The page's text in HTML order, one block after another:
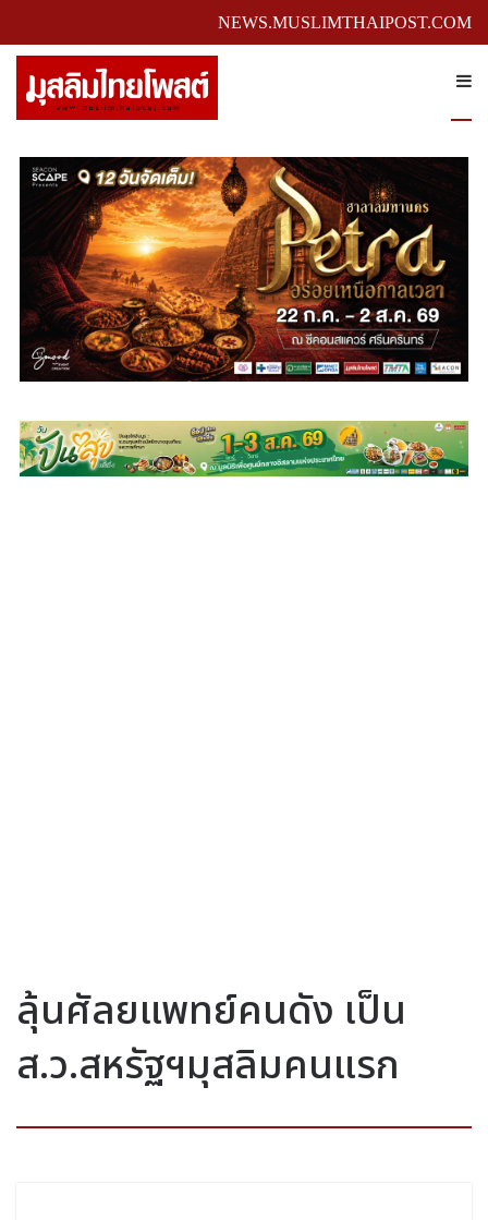
NEWS.MUSLIMTHAIPOST.COM
ลุ้นศัลยแพทย์คนดัง เป็น
ส.ว.สหรัฐฯมุสลิมคนแรก